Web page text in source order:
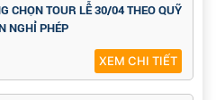
CHỌN TOUR LỄ 30/04 THEO QUỸ
NGHỈ PHÉP
XEM CHI TIẾT